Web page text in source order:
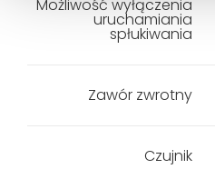
Możliwość wyłączenia
uruchamiania
spłukiwania
Zawór zwrotny
Czujnik